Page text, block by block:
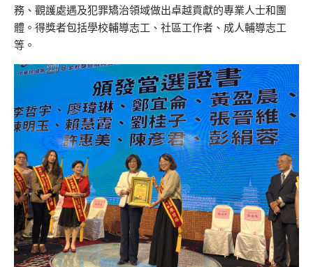
務、觀護處遇及犯罪矯治領域做出卓越貢獻的專業人士和團
體。得獎者包括學校輔導志工、社區工作者、成人輔導志工
等。